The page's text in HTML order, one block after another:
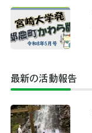
最新の活動報告